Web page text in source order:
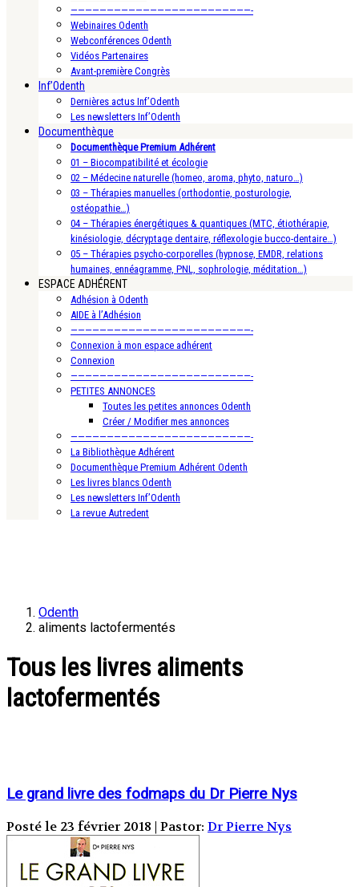
—————————————————————————-
Webinaires Odenth
Webconférences Odenth
Vidéos Partenaires
Avant-première Congrès
Inf’Odenth
Dernières actus Inf’Odenth
Les newsletters Inf’Odenth
Documenthèque
Documenthèque Premium Adhérent
01 – Biocompatibilité et écologie
02 – Médecine naturelle (homeo, aroma, phyto, naturo…)
03 – Thérapies manuelles (orthodontie, posturologie,
ostéopathie…)
04 – Thérapies énergétiques & quantiques (MTC, étiothérapie,
kinésiologie, décryptage dentaire, réflexologie bucco-dentaire…)
05 – Thérapies psycho-corporelles (hypnose, EMDR, relations
humaines, ennéagramme, PNL, sophrologie, méditation…)
ESPACE ADHÉRENT
Adhésion à Odenth
AIDE à l’Adhésion
—————————————————————————-
Connexion à mon espace adhérent
Connexion
—————————————————————————-
PETITES ANNONCES
Toutes les petites annonces Odenth
Créer / Modifier mes annonces
—————————————————————————-
La Bibliothèque Adhérent
Documenthèque Premium Adhérent Odenth
Les livres blancs Odenth
Les newsletters Inf’Odenth
La revue Autredent
Odenth
aliments lactofermentés
Tous les livres aliments
lactofermentés
Le grand livre des fodmaps du Dr Pierre Nys
Posté le 23 février 2018 | Pastor: Dr Pierre Nys